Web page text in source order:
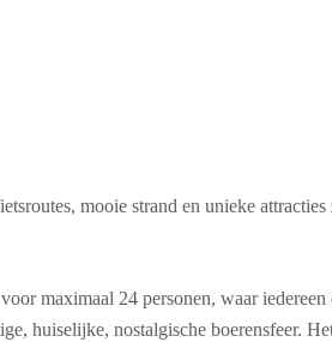
mooie strand en unieke
maximaal 24 personen, waar
huiselijke, nostalgische boerensfeer.